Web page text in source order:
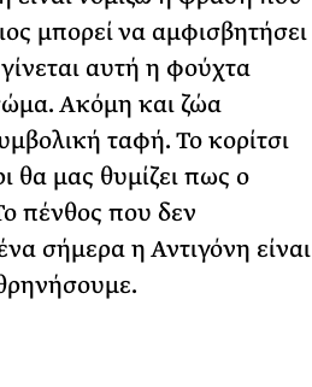
μπορεί να αμφισβητήσει
αυτή η φούχτα
Ακόμη και ζώα
ταφή. Το κορίτσι
θα μας θυμίζει πως ο
πένθος που δεν
σήμερα η Αντιγόνη είναι